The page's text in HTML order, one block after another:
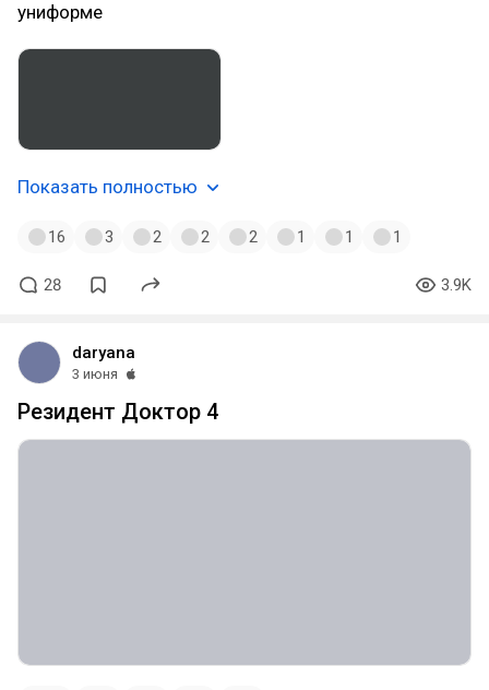
униформе
Показать полностью
16 3 2 2 2 1 1 1
28 3.9K
daryana
3 июня
Резидент Доктор 4